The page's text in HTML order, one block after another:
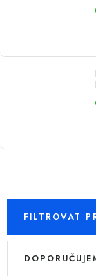
MÁM SRDCE
Časté
Zásady
Kontakty
FILTROVAT
V
Ř